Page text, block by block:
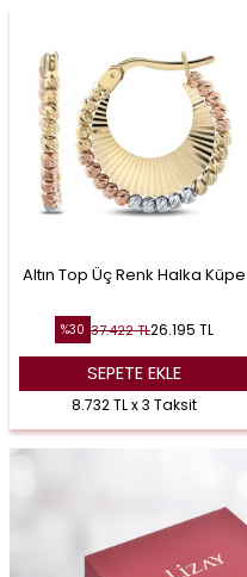
Altın Top Üç Renk Halka Küpe
%30 37.422TL26.195 TL
SEPETE EKLE
8.732 TL x 3 Taksit